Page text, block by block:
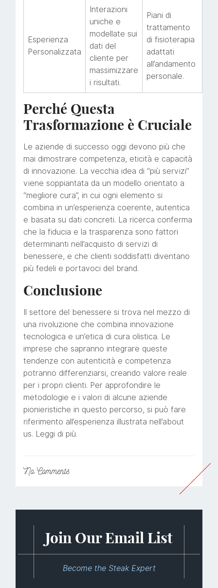
Esperienza
Personalizzata
Interazioni
uniche e
modellate sui
dati del
cliente per
massimizzare
i risultati.
Piani di
trattamento
di fisioterapia
adattati
all’andamento
personale.
Perché Questa
Trasformazione è Cruciale
Le aziende di successo oggi devono più che
mai dimostrare competenza, eticità e capacità
di innovazione. La vecchia idea di “più servizi”
viene soppiantata da un modello orientato a
“megliore cura”, in cui ogni elemento si
combina in un’esperienza coerente, autentica
e basata su dati concreti. La ricerca conferma
che la fiducia e la trasparenza sono fattori
determinanti nell’acquisto di servizi di
benessere, e che clienti soddisfatti diventano
più fedeli e portavoci del brand.
Conclusione
Il settore del benessere si trova nel mezzo di
una rivoluzione che combina innovazione
tecnologica e un’etica di cura olistica. Le
imprese che sapranno integrare queste
tendenze con autenticità e competenza
potranno differenziarsi, creando valore reale
per i propri clienti. Per approfondire le
metodologie e i valori di alcune aziende
pionieristiche in questo percorso, si può fare
riferimento all’esperienza illustrata nell’about
us. Leggi di più.
NoComments
Join Our Email List
Become the Steak Expert